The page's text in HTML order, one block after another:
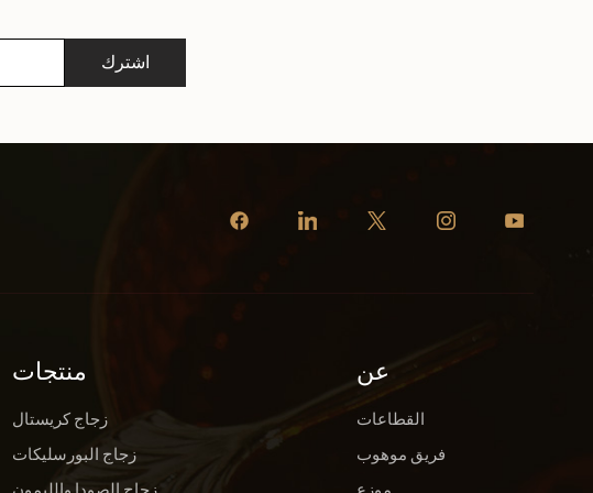
اشترك
منتجات
زجاج كريستال
زجاج البورسليكات
عن
القطاعات
فريق موهوب